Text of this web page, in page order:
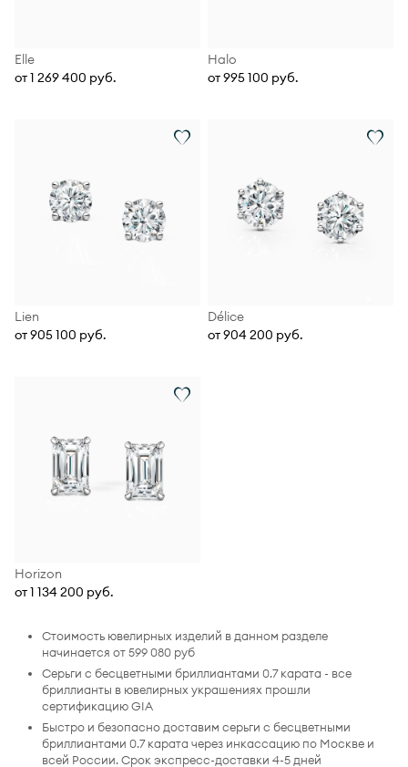
Elle
от 1 269 400 руб.
Halo
от 995 100 руб.
Lien
от 905 100 руб.
Délice
от 904 200 руб.
Horizon
от 1 134 200 руб.
Стоимость ювелирных изделий в данном разделе
начинается от 599 080 руб
Серьги с бесцветными бриллиантами 0.7 карата - все
бриллианты в ювелирных украшениях прошли
сертификацию GIA
Быстро и безопасно доставим серьги с бесцветными
бриллиантами 0.7 карата через инкассацию по Москве и
всей России. Срок экспресс-доставки 4-5 дней